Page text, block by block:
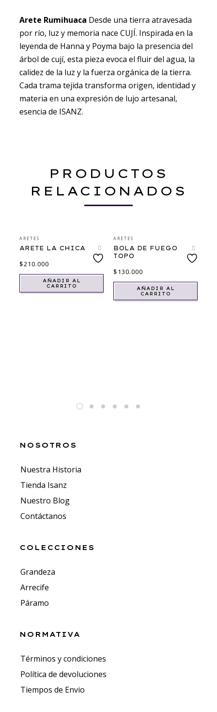
Arete Rumihuaca Desde una tierra atravesada
por río, luz y memoria nace CUJÍ. Inspirada en la
leyenda de Hanna y Poyma bajo la presencia del
árbol de cují, esta pieza evoca el fluir del agua, la
calidez de la luz y la fuerza orgánica de la tierra.
Cada trama tejida transforma origen, identidad y
materia en una expresión de lujo artesanal,
esencia de ISANZ.
PRODUCTOS
RELACIONADOS
ARETES
ARETE LA CHICA
$210.000
AÑADIR AL
CARRITO
ARETES
BOLA DE FUEGO
TOPO
$130.000
AÑADIR AL
CARRITO
NOSOTROS
Nuestra Historia
Tienda Isanz
Nuestro Blog
Contáctanos
COLECCIONES
Grandeza
Arrecife
Páramo
NORMATIVA
Términos y condiciones
Política de devoluciones
Tiempos de Envio